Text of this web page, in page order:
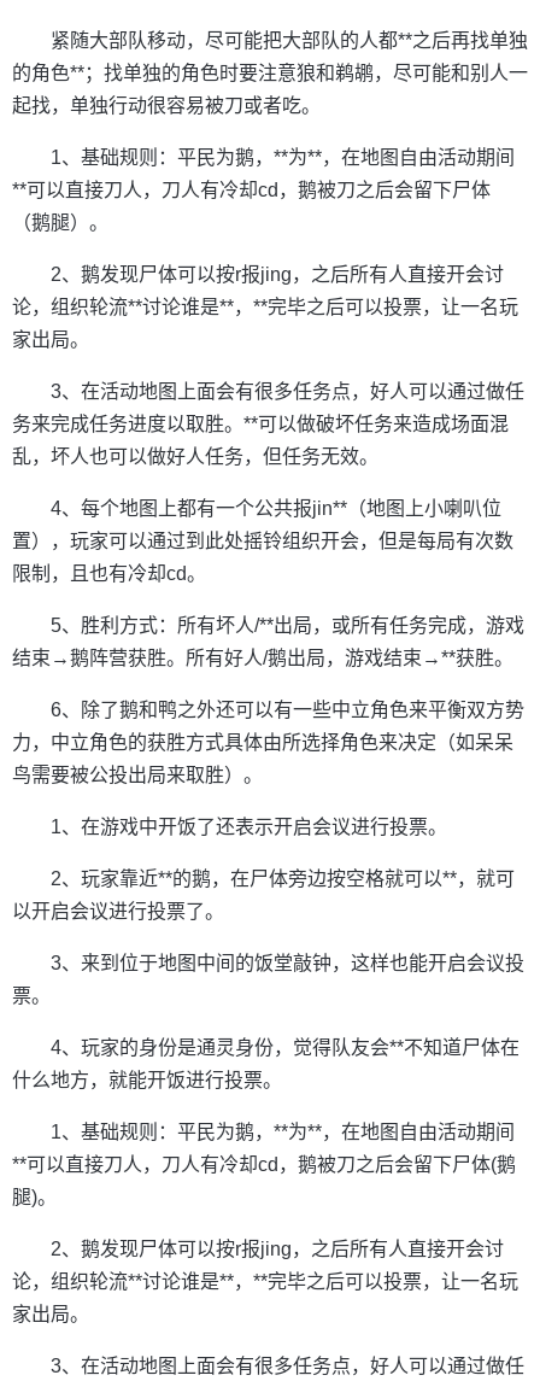
紧随大部队移动，尽可能把大部队的人都**之后再找单独
的角色**；找单独的角色时要注意狼和鹈鹕，尽可能和别人一
起找，单独行动很容易被刀或者吃。
1、基础规则：平民为鹅，**为**，在地图自由活动期间
**可以直接刀人，刀人有冷却cd，鹅被刀之后会留下尸体
（鹅腿）。
2、鹅发现尸体可以按r报jing，之后所有人直接开会讨
论，组织轮流**讨论谁是**，**完毕之后可以投票，让一名玩
家出局。
3、在活动地图上面会有很多任务点，好人可以通过做任
务来完成任务进度以取胜。**可以做破坏任务来造成场面混
乱，坏人也可以做好人任务，但任务无效。
4、每个地图上都有一个公共报jin**（地图上小喇叭位
置），玩家可以通过到此处摇铃组织开会，但是每局有次数
限制，且也有冷却cd。
5、胜利方式：所有坏人/**出局，或所有任务完成，游戏
结束→鹅阵营获胜。所有好人/鹅出局，游戏结束→**获胜。
6、除了鹅和鸭之外还可以有一些中立角色来平衡双方势
力，中立角色的获胜方式具体由所选择角色来决定（如呆呆
鸟需要被公投出局来取胜）。
1、在游戏中开饭了还表示开启会议进行投票。
2、玩家靠近**的鹅，在尸体旁边按空格就可以**，就可
以开启会议进行投票了。
3、来到位于地图中间的饭堂敲钟，这样也能开启会议投
票。
4、玩家的身份是通灵身份，觉得队友会**不知道尸体在
什么地方，就能开饭进行投票。
1、基础规则：平民为鹅，**为**，在地图自由活动期间
**可以直接刀人，刀人有冷却cd，鹅被刀之后会留下尸体(鹅
腿)。
2、鹅发现尸体可以按r报jing，之后所有人直接开会讨
论，组织轮流**讨论谁是**，**完毕之后可以投票，让一名玩
家出局。
3、在活动地图上面会有很多任务点，好人可以通过做任